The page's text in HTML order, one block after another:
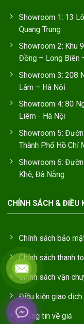
Showroom 1: 13
Quang Trung
Showroom 2: Khu
Đồng – Long Biên
Showroom 3: 208
Lâm – Hà Nội
Showroom 4: 80
Liêm - Hà Nội
Showroom 5:
Thành Phố Hồ Chí
Showroom 6:
Khê, Đà Nẵng
CHÍNH SÁCH & ĐIỀU
Chính sách bảo
Chính sách thanh
Chính sách vận
Điều kiện giao dịch
Thông tin về giá